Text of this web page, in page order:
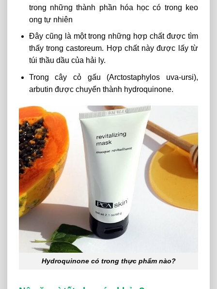
trong những thành phần hóa học có trong keo
ong tự nhiên
Đây cũng là một trong những hợp chất được tìm
thấy trong castoreum. Hợp chất này được lấy từ
túi thầu dầu của hải ly.
Trong cây cỏ gấu (Arctostaphylos uva-ursi),
arbutin được chuyển thành hydroquinone.
Hydroquinone có trong thực phẩm nào?